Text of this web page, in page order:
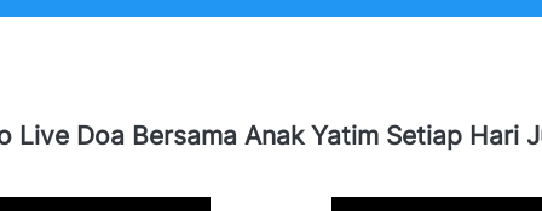
Live Doa Bersama Anak Yatim Setiap Hari